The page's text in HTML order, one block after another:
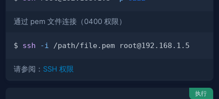
通过 pem 文件连接（0400 权限）
$ ssh -i
请参阅： SSH 权限
执行